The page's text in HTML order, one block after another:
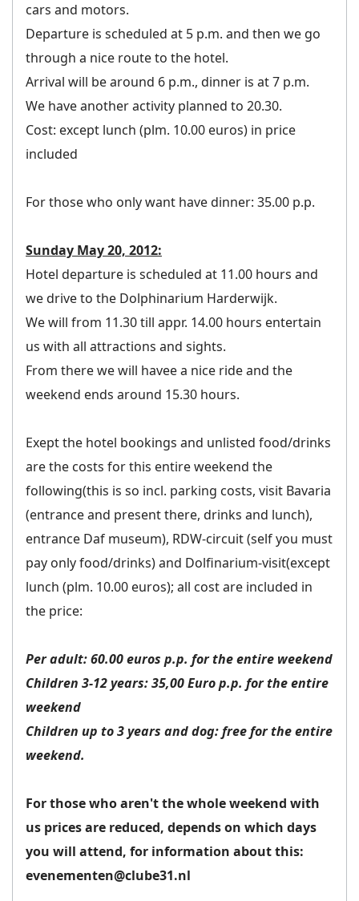
cars and motors.
Departure is scheduled at 5 p.m. and then we go
through a nice route to the hotel.
Arrival will be around 6 p.m., dinner is at 7 p.m.
We have another activity planned to 20.30.
Cost: except lunch (plm. 10.00 euros) in price
included
For those who only want have dinner: 35.00 p.p.
Sunday May 20, 2012:
Hotel departure is scheduled at 11.00 hours and
we drive to the Dolphinarium Harderwijk.
We will from 11.30 till appr. 14.00 hours entertain
us with all attractions and sights.
From there we will havee a nice ride and the
weekend ends around 15.30 hours.
Exept the hotel bookings and unlisted food/drinks
are the costs for this entire weekend the
following(this is so incl. parking costs, visit Bavaria
(entrance and present there, drinks and lunch),
entrance Daf museum), RDW-circuit (self you must
pay only food/drinks) and Dolfinarium-visit(except
lunch (plm. 10.00 euros); all cost are included in
the price:
Per adult: 60.00 euros p.p. for the entire weekend
Children 3-12 years: 35,00 Euro p.p. for the entire
weekend
Children up to 3 years and dog: free for the entire
weekend.
For those who aren't the whole weekend with
us prices are reduced, depends on which days
you will attend, for information about this:
evenementen@clube31.nl